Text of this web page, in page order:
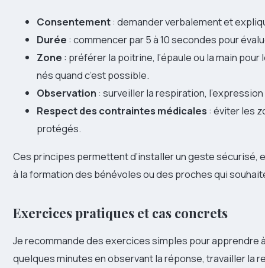
Consentement: demander verbalement et
Durée : commencer par 5 à 10 secondes pour
Zone : préférer la poitrine, l’épaule ou la main
nés quand c’est possible.
Observation : surveiller la respiration,
Respect des contraintes médicales : éviter les
protégés.
Ces principes permettent d’installer un geste sécurisé,
à la formation des bénévoles ou des proches qui
Exercices pratiques et cas concrets
Je recommande des exercices simples pour apprendre
quelques minutes en observant la réponse, travailler la